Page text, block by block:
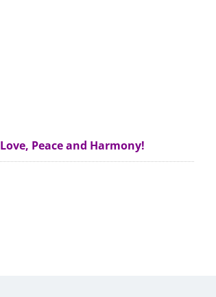
Love, Peace and Harmony!